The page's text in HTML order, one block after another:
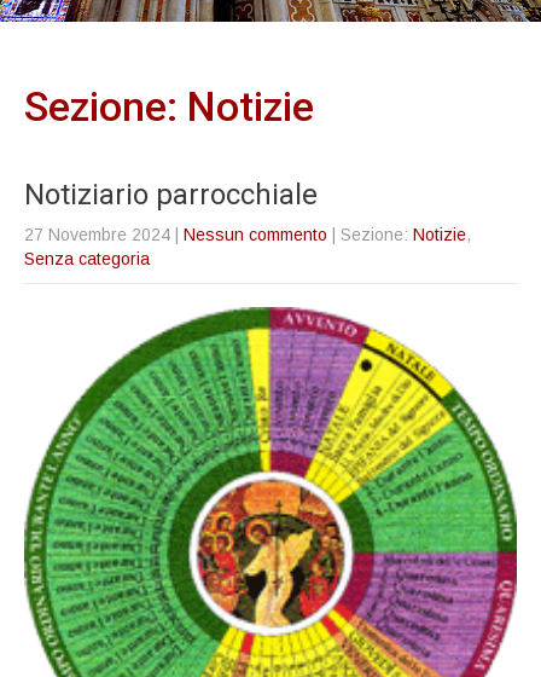
Sezione: Notizie
Notiziario parrocchiale
27 Novembre 2024 Nessun commento | Sezione: Notizie,
Senza categoria